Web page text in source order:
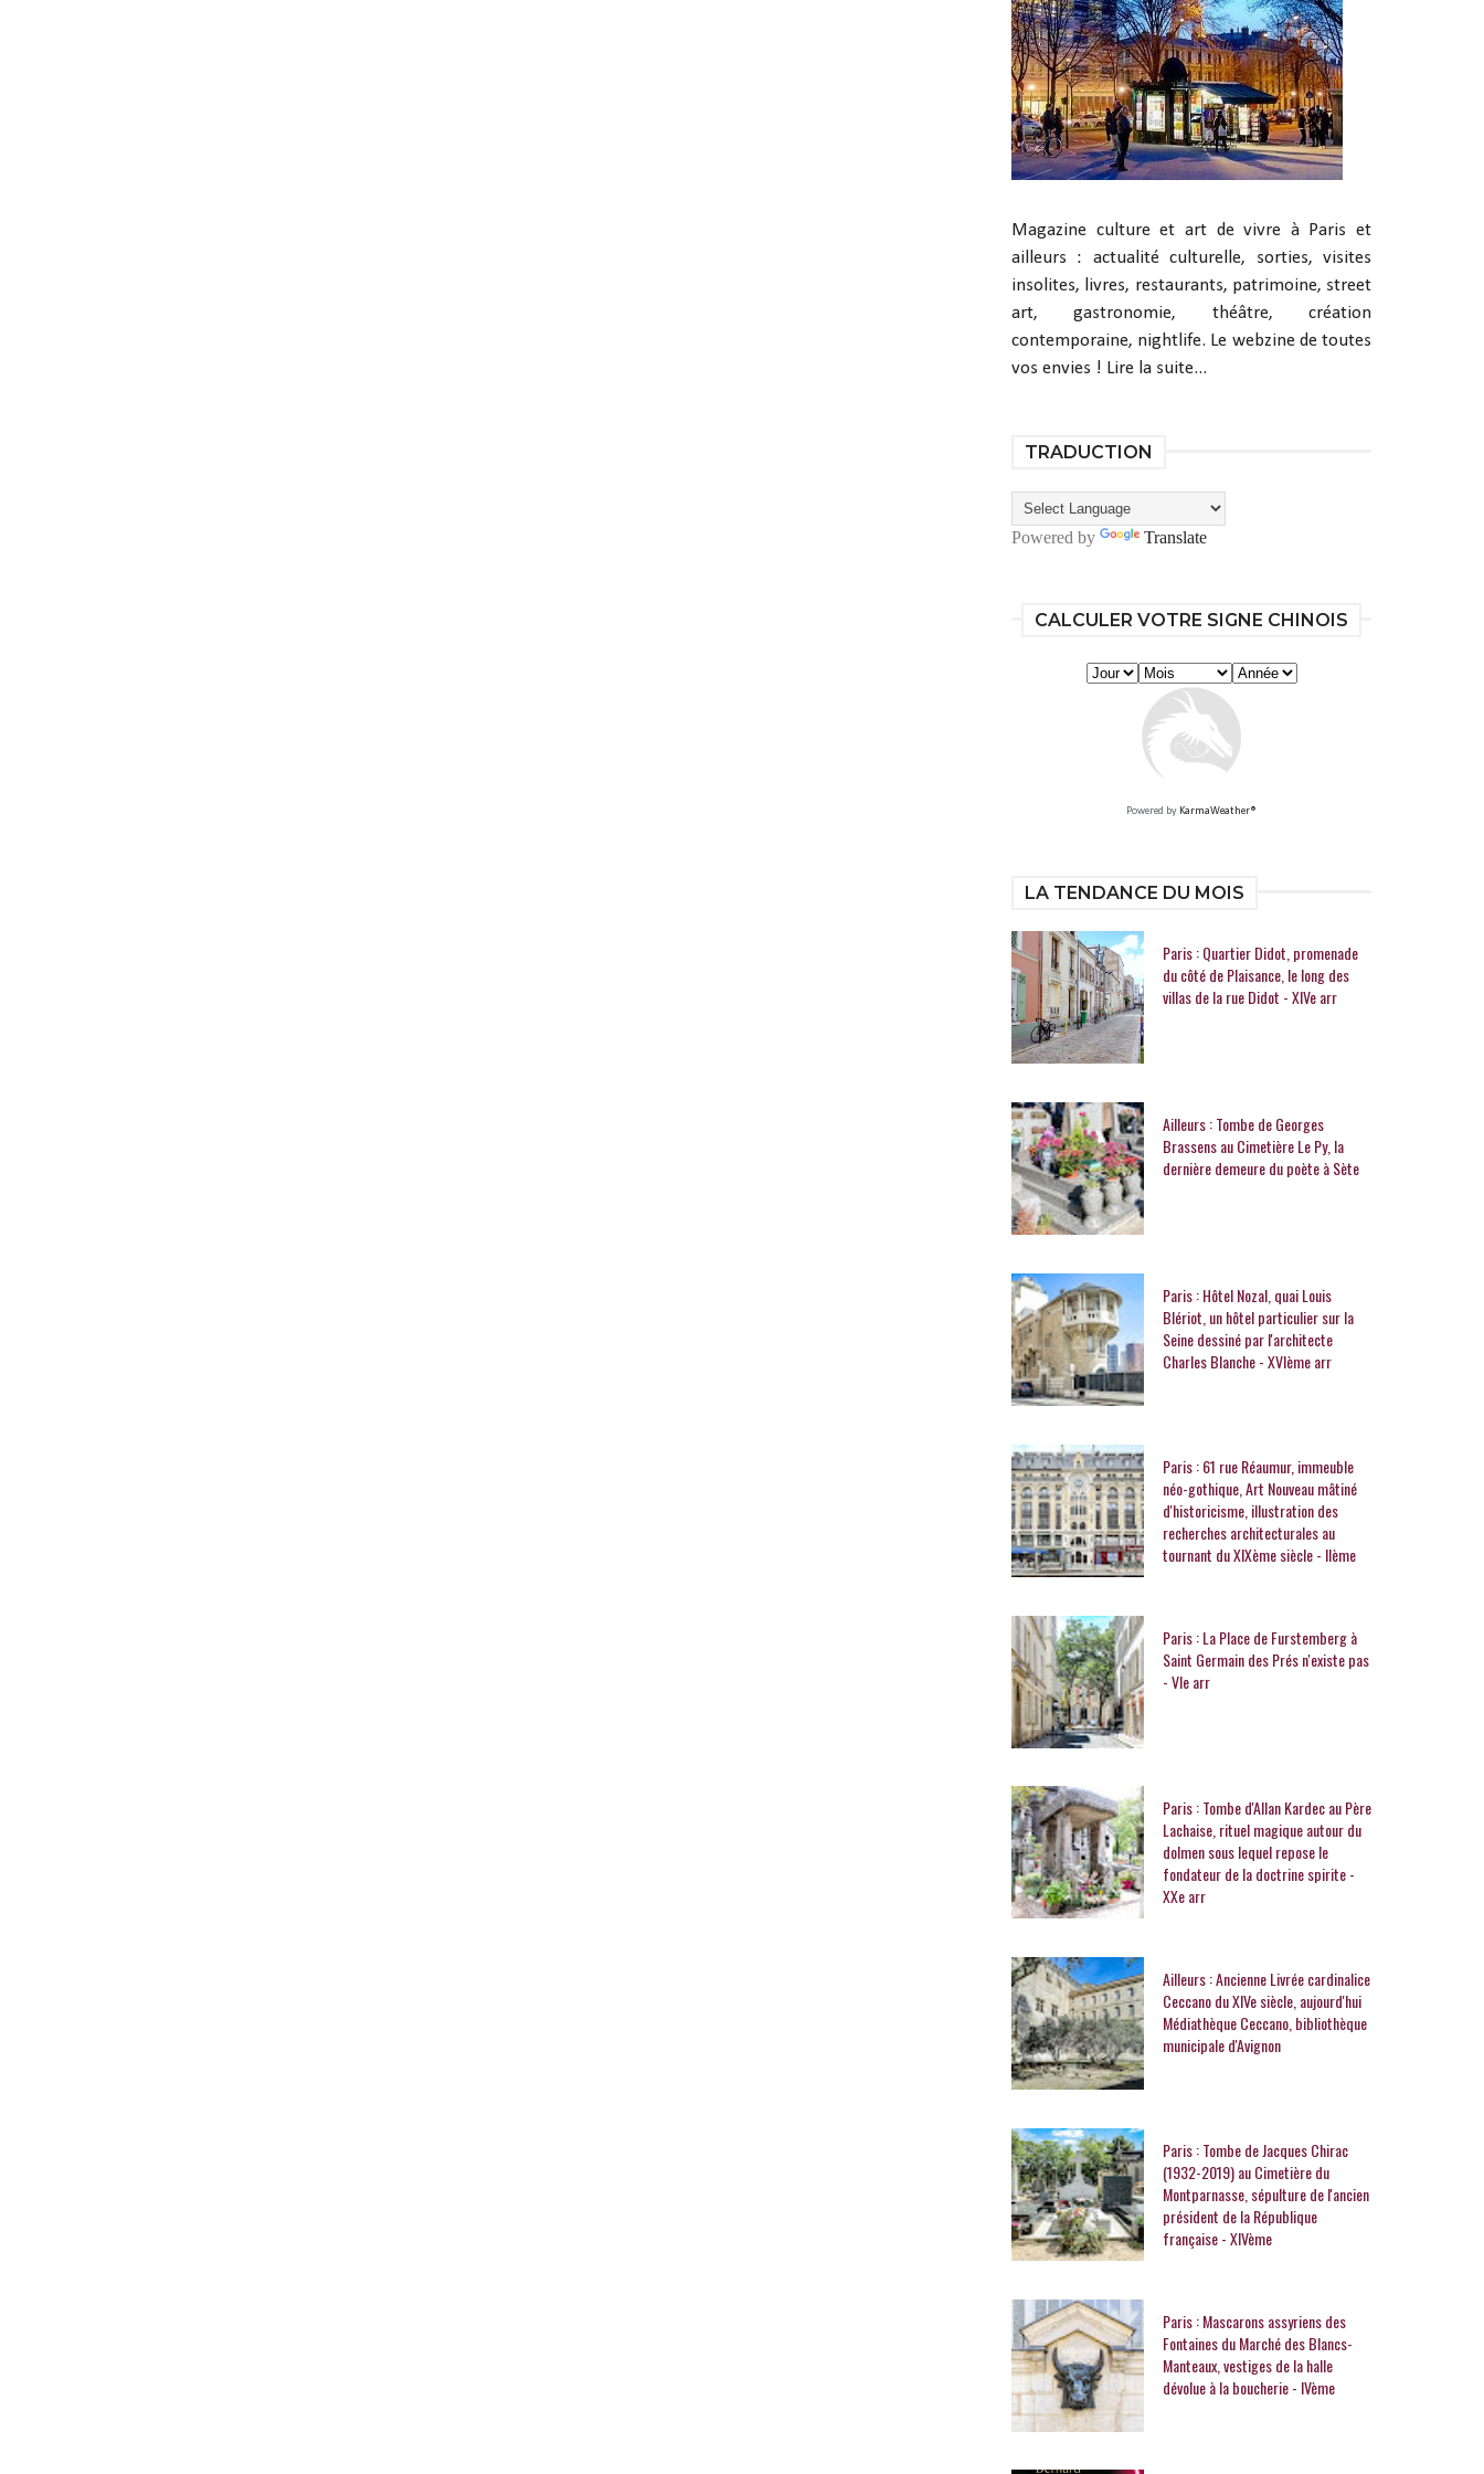
Magazine culture et art de vivre à Paris et
ailleurs : actualité culturelle, sorties, visites
insolites, livres, restaurants, patrimoine, street
art, gastronomie, théâtre, création
contemporaine, nightlife. Le webzine de toutes
vos envies ! Lire la suite...
TRADUCTION
Powered by Translate
CALCULER VOTRE SIGNE CHINOIS
Powered by KarmaWeather®
LA TENDANCE DU MOIS
Paris : Quartier Didot, promenade
du côté de Plaisance, le long des
villas de la rue Didot - XIVe arr
Ailleurs : Tombe de Georges
Brassens au Cimetière Le Py, la
dernière demeure du poète à Sète
Paris : Hôtel Nozal, quai Louis
Blériot, un hôtel particulier sur la
Seine dessiné par l'architecte
Charles Blanche - XVIème arr
Paris : 61 rue Réaumur, immeuble
néo-gothique, Art Nouveau mâtiné
d'historicisme, illustration des
recherches architecturales au
tournant du XIXème siècle - IIème
Paris : La Place de Furstemberg à
Saint Germain des Prés n'existe pas
- VIe arr
Paris : Tombe d'Allan Kardec au Père
Lachaise, rituel magique autour du
dolmen sous lequel repose le
fondateur de la doctrine spirite -
XXe arr
Ailleurs : Ancienne Livrée cardinalice
Ceccano du XIVe siècle, aujourd'hui
Médiathèque Ceccano, bibliothèque
municipale d'Avignon
Paris : Tombe de Jacques Chirac
(1932-2019) au Cimetière du
Montparnasse, sépulture de l'ancien
président de la République
française - XIVème
Paris : Mascarons assyriens des
Fontaines du Marché des Blancs-
Manteaux, vestiges de la halle
dévolue à la boucherie - IVème